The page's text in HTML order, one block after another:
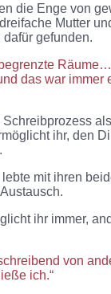
die Enge von
Mutter
gefunden.
das war immer
ihr, den
mit ihren
ihr immer,
von
ich.“